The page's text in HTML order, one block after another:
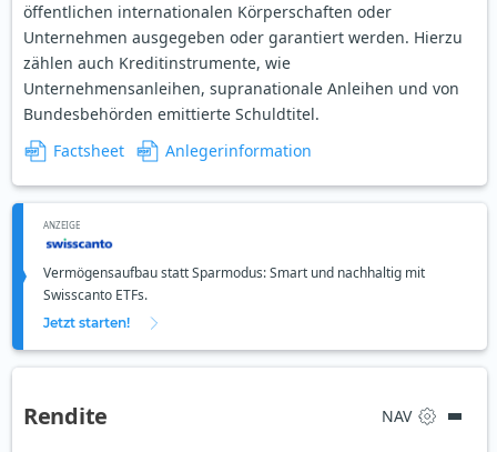
öffentlichen internationalen Körperschaften oder
Unternehmen ausgegeben oder garantiert werden. Hierzu
zählen auch Kreditinstrumente, wie
Unternehmensanleihen, supranationale Anleihen und von
Bundesbehörden emittierte Schuldtitel.
Factsheet
Anlegerinformation
ANZEIGE
Vermögensaufbau statt Sparmodus: Smart und nachhaltig mit
Swisscanto ETFs.
Jetzt starten!
Rendite NAV